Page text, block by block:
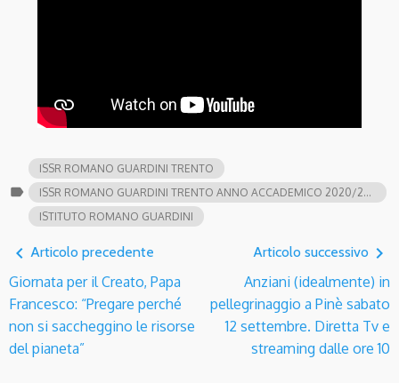
label
ISSR ROMANO GUARDINI TRENTO
ISSR ROMANO GUARDINI TRENTO ANNO ACCADEMICO 2020/2021
ISTITUTO ROMANO GUARDINI
navigate_before Articolo precedente
Giornata per il Creato, Papa
Francesco: “Pregare perché
non si saccheggino le risorse
del pianeta”
Articolo successivo navigate_next
Anziani (idealmente) in
pellegrinaggio a Pinè sabato
12 settembre. Diretta Tv e
streaming dalle ore 10